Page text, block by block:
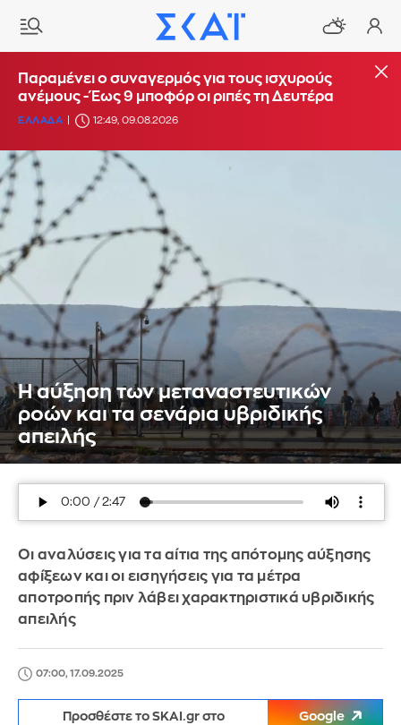
Παραμένει ο συναγερμός για τους ισχυρούς
ανέμους - Έως 9 μποφόρ οι ριπές τη Δευτέρα
ΕΛΛΑΔΑ 12:49, 09.08.2026
Η αύξηση των μεταναστευτικών
ροών και τα σενάρια υβριδικής
απειλής
Οι αναλύσεις για τα αίτια της απότομης αύξησης
αφίξεων και οι εισηγήσεις για τα μέτρα
αποτροπής πριν λάβει χαρακτηριστικά υβριδικής
απειλής
07:00, 17.09.2025
Προσθέστε το SKAI.gr στο Google